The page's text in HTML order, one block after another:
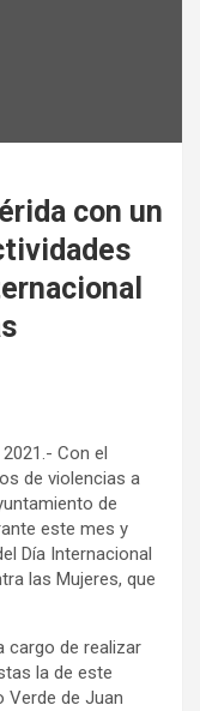
con un
Con el
de violencias a
de
este mes y
Día Internacional
las Mujeres, que
cargo de realizar
la de este
Verde de Juan